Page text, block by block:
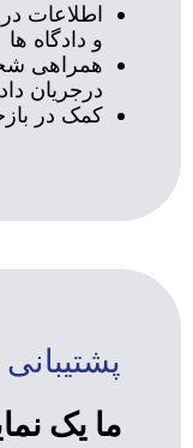
اطلاعات
و دادگاه ها
همراهی
درجریان
کمک در
ما یک